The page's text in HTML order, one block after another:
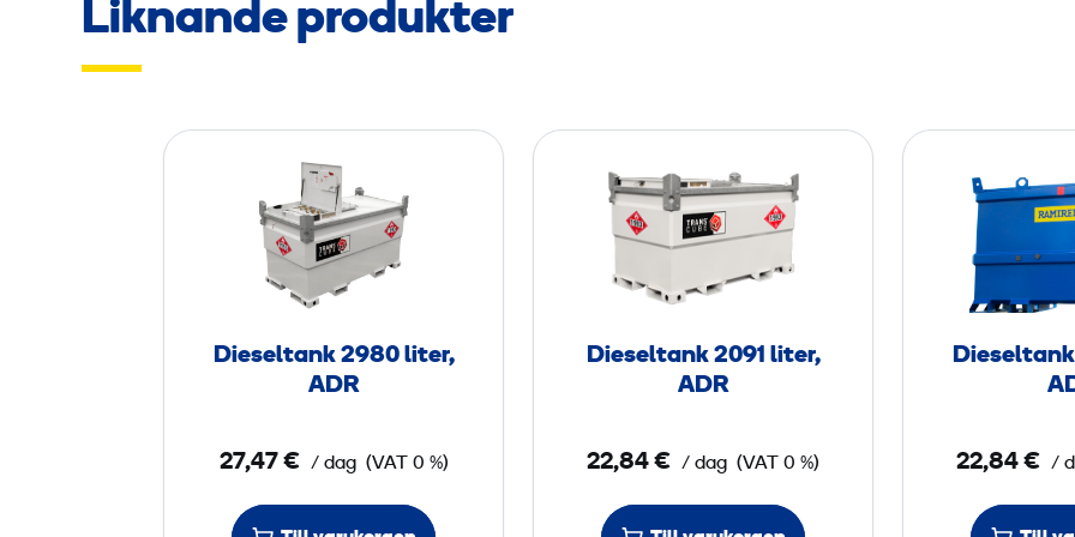
Liknande produkter
i
e
s
a
2
9
Dieseltank 2980 liter,
ADR
27,47 € / dag (VAT 0 %)
i
e
s
a
2
0
Dieseltank 2091 liter,
ADR
22,84 € / dag (VAT 0 %)
i
l
22,84 € /